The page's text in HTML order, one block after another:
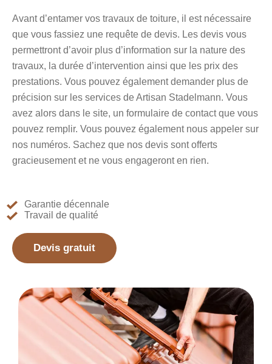
Avant d’entamer vos travaux de toiture, il est nécessaire
que vous fassiez une requête de devis. Les devis vous
permettront d’avoir plus d’information sur la nature des
travaux, la durée d’intervention ainsi que les prix des
prestations. Vous pouvez également demander plus de
précision sur les services de Artisan Stadelmann. Vous
avez alors dans le site, un formulaire de contact que vous
pouvez remplir. Vous pouvez également nous appeler sur
nos numéros. Sachez que nos devis sont offerts
gracieusement et ne vous engageront en rien.
Garantie décennale
Travail de qualité
Devis gratuit